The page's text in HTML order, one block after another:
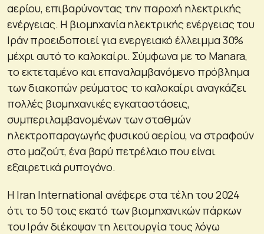
αερίου, επιβαρύνοντας την παροχή ηλεκτρικής
ενέργειας. Η βιομηχανία ηλεκτρικής ενέργειας του
Ιράν προειδοποιεί για ενεργειακό έλλειμμα 30%
μέχρι αυτό το καλοκαίρι. Σύμφωνα με το Manara,
το εκτεταμένο και επαναλαμβανόμενο πρόβλημα
των διακοπών ρεύματος το καλοκαίρι αναγκάζει
πολλές βιομηχανικές εγκαταστάσεις,
συμπεριλαμβανομένων των σταθμών
ηλεκτροπαραγωγής φυσικού αερίου, να στραφούν
στο μαζούτ, ένα βαρύ πετρέλαιο που είναι
εξαιρετικά ρυπογόνο.
Η Iran International ανέφερε στα τέλη του 2024
ότι το 50 τοις εκατό των βιομηχανικών πάρκων
του Ιράν διέκοψαν τη λειτουργία τους λόγω